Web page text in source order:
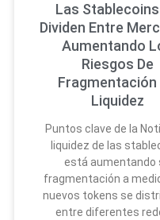
Las Stablecoins
Dividen Entre
Aumentando
Riesgos De
Fragmentación
Liquidez
Puntos clave de la
liquidez de las
está aumentando
fragmentación a
nuevos tokens se
entre diferentes